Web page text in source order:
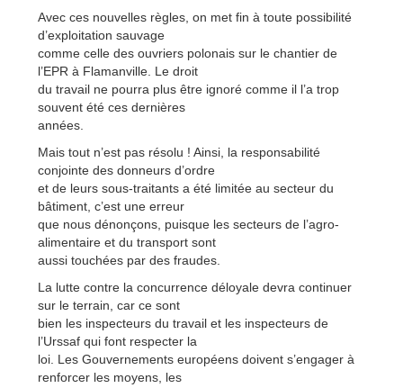
Avec ces nouvelles règles, on met fin à toute possibilité
d’exploitation sauvage
comme celle des ouvriers polonais sur le chantier de
l’EPR à Flamanville. Le droit
du travail ne pourra plus être ignoré comme il l’a trop
souvent été ces dernières
années.
Mais tout n’est pas résolu ! Ainsi, la responsabilité
conjointe des donneurs d’ordre
et de leurs sous-traitants a été limitée au secteur du
bâtiment, c’est une erreur
que nous dénonçons, puisque les secteurs de l’agro-
alimentaire et du transport sont
aussi touchées par des fraudes.
La lutte contre la concurrence déloyale devra continuer
sur le terrain, car ce sont
bien les inspecteurs du travail et les inspecteurs de
l’Urssaf qui font respecter la
loi. Les Gouvernements européens doivent s’engager à
renforcer les moyens, les